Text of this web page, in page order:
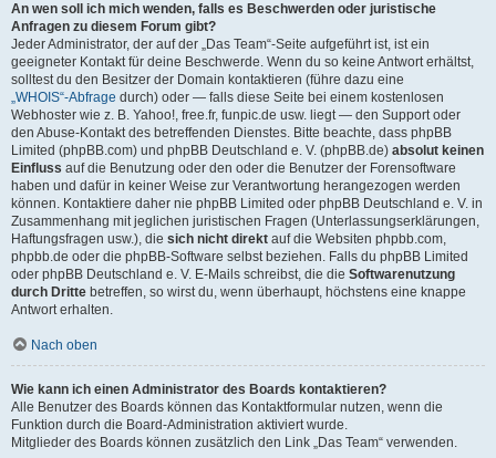
An wen soll ich mich wenden, falls es Beschwerden oder juristische
Anfragen zu diesem Forum gibt?
Jeder Administrator, der auf der „Das Team“-Seite aufgeführt ist, ist ein
geeigneter Kontakt für deine Beschwerde. Wenn du so keine Antwort erhältst,
solltest du den Besitzer der Domain kontaktieren (führe dazu eine
„WHOIS“-Abfrage durch) oder — falls diese Seite bei einem kostenlosen
Webhoster wie z. B. Yahoo!, free.fr, funpic.de usw. liegt — den Support oder
den Abuse-Kontakt des betreffenden Dienstes. Bitte beachte, dass phpBB
Limited (phpBB.com) und phpBB Deutschland e. V. (phpBB.de) absolut keinen
Einfluss auf die Benutzung oder den oder die Benutzer der Forensoftware
haben und dafür in keiner Weise zur Verantwortung herangezogen werden
können. Kontaktiere daher nie phpBB Limited oder phpBB Deutschland e. V. in
Zusammenhang mit jeglichen juristischen Fragen (Unterlassungserklärungen,
Haftungsfragen usw.), die sich nicht direkt auf die Websiten phpbb.com,
phpbb.de oder die phpBB-Software selbst beziehen. Falls du phpBB Limited
oder phpBB Deutschland e. V. E-Mails schreibst, die die Softwarenutzung
durch Dritte betreffen, so wirst du, wenn überhaupt, höchstens eine knappe
Antwort erhalten.
Nach oben
Wie kann ich einen Administrator des Boards kontaktieren?
Alle Benutzer des Boards können das Kontaktformular nutzen, wenn die
Funktion durch die Board-Administration aktiviert wurde.
Mitglieder des Boards können zusätzlich den Link „Das Team“ verwenden.